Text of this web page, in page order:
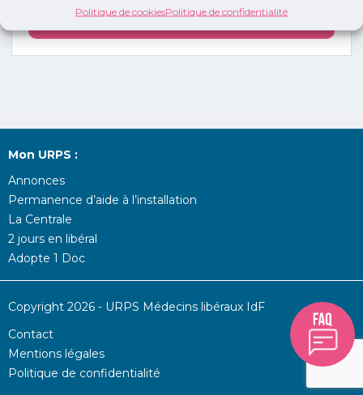
Politique de cookiesPolitique de confidentialité
Mon URPS :
Annonces
Permanence d’aide à l’installation
La Centrale
2 jours en libéral
Adopte 1 Doc
Copyright 2026 - URPS Médecins libéraux IdF
Contact
Mentions légales
Politique de confidentialité